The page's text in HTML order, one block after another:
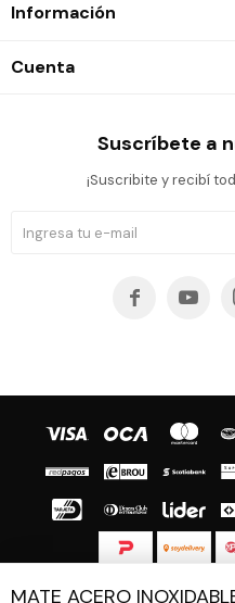
MATE ACERO
Información
Cuenta
Suscríbete a
¡Suscribite y recibí
 